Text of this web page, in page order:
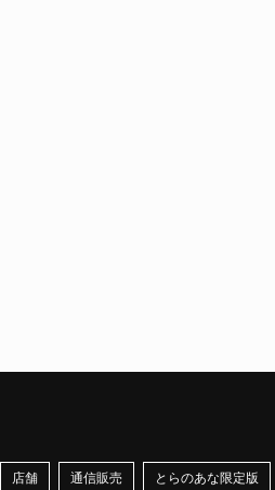
店舗 通信販売 とらのあな限定版